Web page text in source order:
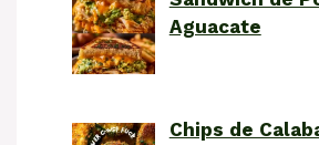
Aguacate
Chips de